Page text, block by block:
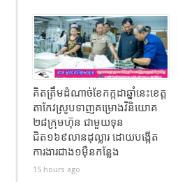
គិតត្រឹមដំណាច់ខែកក្កដាឆ្នាំនេះខេត្ត
តាកែវស្រូបទាញគម្រោងវិនិយោគ
២៨ក្រុមហ៊ុន ជាមួយទុន
ជិត១៦៩លានដុល្លារ ដោយបង្កើត
ការងារជាង១ម៉ឺនកន្លែង
15 hours ago